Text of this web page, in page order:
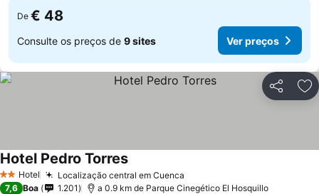
De € 48
Consulte os preços de 9 sites Ver preços
Partilhar
2 Estrelas
Hotel Localização central em Cuenca
Hotel Pedro TorresVer preços
7,6 Boa 1.201 a 0.9 km de Parque Cinegético El Hosquillo